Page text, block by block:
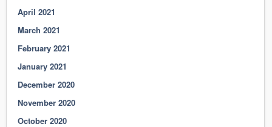
April 2021
March 2021
February 2021
January 2021
December 2020
November 2020
October 2020